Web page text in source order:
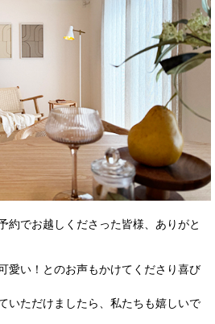
約でお越しくださった皆様、ありがと
愛い！とのお声もかけてくださり喜び
いただけましたら、私たちも嬉しいで